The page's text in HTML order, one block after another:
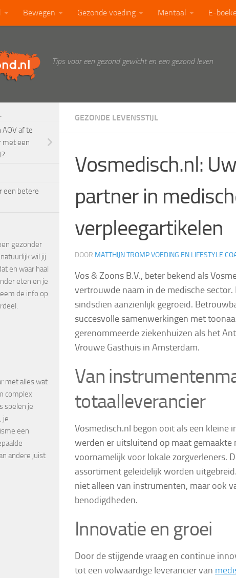
Bewegen Gezonde voeding Mentaal E-
Tips voor een gezond gewicht en een gezond leven
GEZONDE LEVENSSTIJL
Vosmedisch.nl:
partner in
verpleegartikelen
DOOR MATTHIJN TROMP VOEDING EN LIFESTYLE
Vos & Zoons B.V., beter bekend als
vertrouwde naam in de medische
sindsdien aanzienlijk gegroeid.
succesvolle samenwerkingen met
gerenommeerde ziekenhuizen als het
Vrouwe Gasthuis in Amsterdam.
Van
totaalleverancier
Vosmedisch.nl begon ooit als een kleine
werden er uitsluitend op maat
voornamelijk voor lokale zorgverleners.
assortiment geleidelijk worden
niet alleen van instrumenten, maar ook
benodigdheden.
Innovatie en groei
Door de stijgende vraag en continue
tot een volwaardige leverancier van
af te
met een
een betere
gezonder
wil jij
en waar haal
eten en je
de info op
met alles wat
complex
spelen je
je
een
andere juist